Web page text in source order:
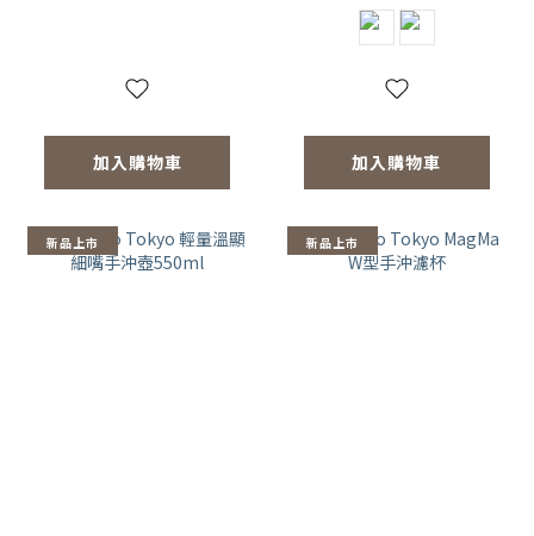
加入購物車 加入購物車
新品上市 新品上市